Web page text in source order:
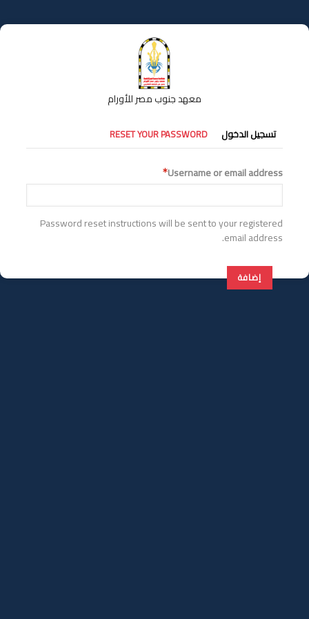
إلى
المحتوى
معهد جنوب مصر للأورام
التبويبات
الأساسية
تسجيل الدخول RESET YOUR PASSWORD
Username or email address
Password reset instructions will be sent to your registered
email address.